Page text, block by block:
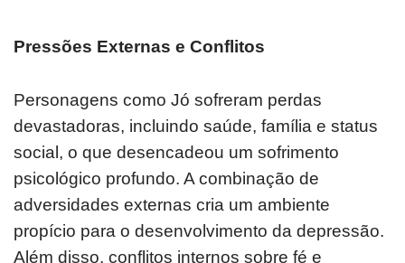
Pressões Externas e Conflitos
Personagens como Jó sofreram perdas
devastadoras, incluindo saúde, família e status
social, o que desencadeou um sofrimento
psicológico profundo. A combinação de
adversidades externas cria um ambiente
propício para o desenvolvimento da depressão.
Além disso, conflitos internos sobre fé e